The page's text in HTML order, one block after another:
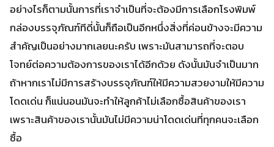
อย่างไรก็ตามนั้นการที่เราจำเป็นที่จะต้องมีการเลือกโรงพิมพ์
กล่องบรรจุภัณฑ์ทีดี่นั้นก็ถือเป็นอีกหนึ่งสิ่งที่ค่อนข้างจะมีความ
สำคัญเป็นอย่างมากเลยนะครับ เพราะมันสามารถที่จะตอบ
โจทย์ต่อความต้องการของเราได้อีกด้วย ดังนั้นมันจำเป็นมาก
ถ้าหากเราไม่มีการสร้างบรรจุภัณฑ์ให้มีความสวยงามให้มีความ
โดดเด่น ก็แน่นอนมันจะทำให้ลูกค้าไม่เลือกซื้อสินค้าของเรา
เพราะสินค้าของเรานั้นมันไม่มีความน่าโดดเด่นที่ทุกคนจะเลือก
ซื้อ